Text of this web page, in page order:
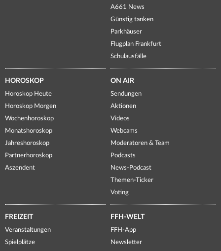
A661 News
Günstig tanken
Parkhäuser
Flugplan Frankfurt
Schulausfälle
HOROSKOP
Horoskop Heute
Horoskop Morgen
Wochenhoroskop
Monatshoroskop
Jahreshoroskop
Partnerhoroskop
Aszendent
ON AIR
Sendungen
Aktionen
Videos
Webcams
Moderatoren & Team
Podcasts
News-Podcast
Themen-Ticker
Voting
FREIZEIT
Veranstaltungen
Spielplätze
FFH-WELT
FFH-App
Newsletter